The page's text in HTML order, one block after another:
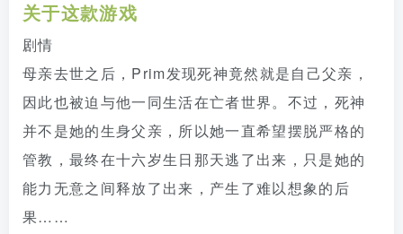
关于这款游戏
剧情
母亲去世之后，Prim发现死神竟然就是自己父亲，
因此也被迫与他一同生活在亡者世界。不过，死神
并不是她的生身父亲，所以她一直希望摆脱严格的
管教，最终在十六岁生日那天逃了出来，只是她的
能力无意之间释放了出来，产生了难以想象的后
果……